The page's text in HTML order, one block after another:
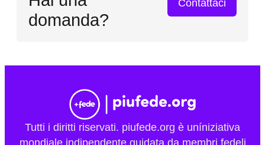
domanda?
Contattaci
Tutti i diritti riservati. piufede.org è uníniziativa
mondiale indipendente guidata da membri fedeli